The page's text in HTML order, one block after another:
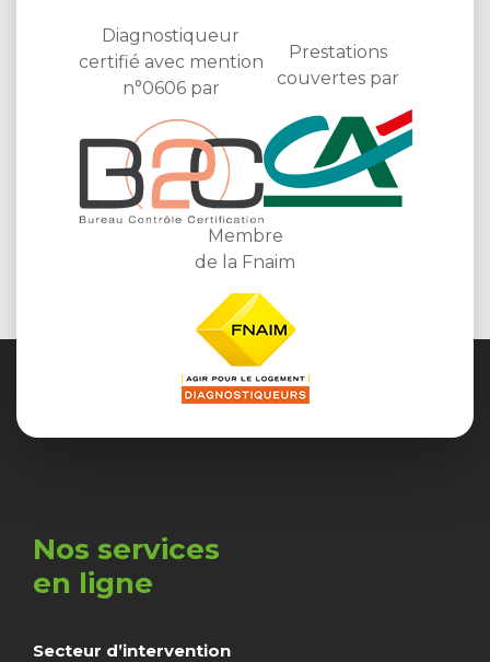
Diagnostiqueur
certifié avec mention
n°0606 par
Prestations
couvertes par
Membre
de la Fnaim
Nos services
en ligne
Secteur d’intervention